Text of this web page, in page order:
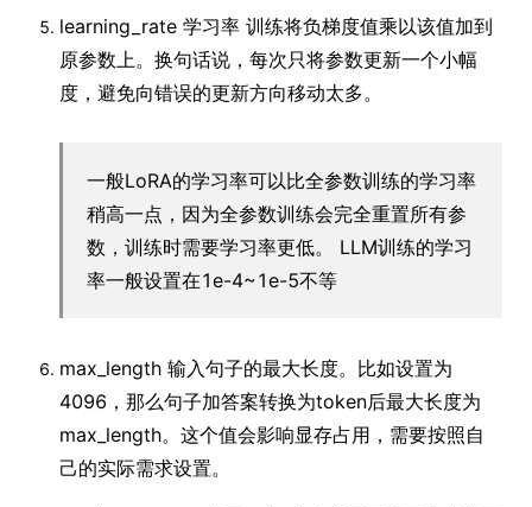
learning_rate 学习率 训练将负梯度值乘以该值加到
原参数上。换句话说，每次只将参数更新一个小幅
度，避免向错误的更新方向移动太多。
一般LoRA的学习率可以比全参数训练的学习率
稍高一点，因为全参数训练会完全重置所有参
数，训练时需要学习率更低。 LLM训练的学习
率一般设置在1e-4~1e-5不等
max_length 输入句子的最大长度。比如设置为
4096，那么句子加答案转换为token后最大长度为
max_length。这个值会影响显存占用，需要按照自
己的实际需求设置。